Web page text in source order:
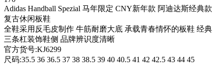
Adidas Handball Spezial 马年限定 CNY新年款 阿迪达斯经典款
复古休闲板鞋
全鞋采用反毛皮制作 牛筋耐磨大底 承载青春情怀的板鞋 经典
三条杠装饰鞋侧 品牌辨识度清晰
官方货号:KJ6299
尺码:35.5 36 36.5 37 38 38.5 39 40 40.5 41 42 42.5 43 44 45